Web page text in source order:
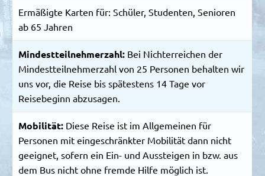
Ermäßigte Karten für: Schüler, Studenten, Senioren
ab 65 Jahren
Mindestteilnehmerzahl: Bei Nichterreichen der
Mindestteilnehmerzahl von 25 Personen behalten wir
uns vor, die Reise bis spätestens 14 Tage vor
Reisebeginn abzusagen.
Mobilität: Diese Reise ist im Allgemeinen für
Personen mit eingeschränkter Mobilität dann nicht
geeignet, sofern ein Ein- und Aussteigen in bzw. aus
dem Bus nicht ohne fremde Hilfe möglich ist.